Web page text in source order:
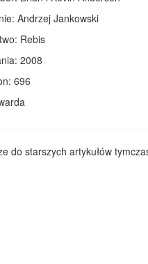
Andrzej Jankowski
Rebis
2008
696
do starszych artykułów